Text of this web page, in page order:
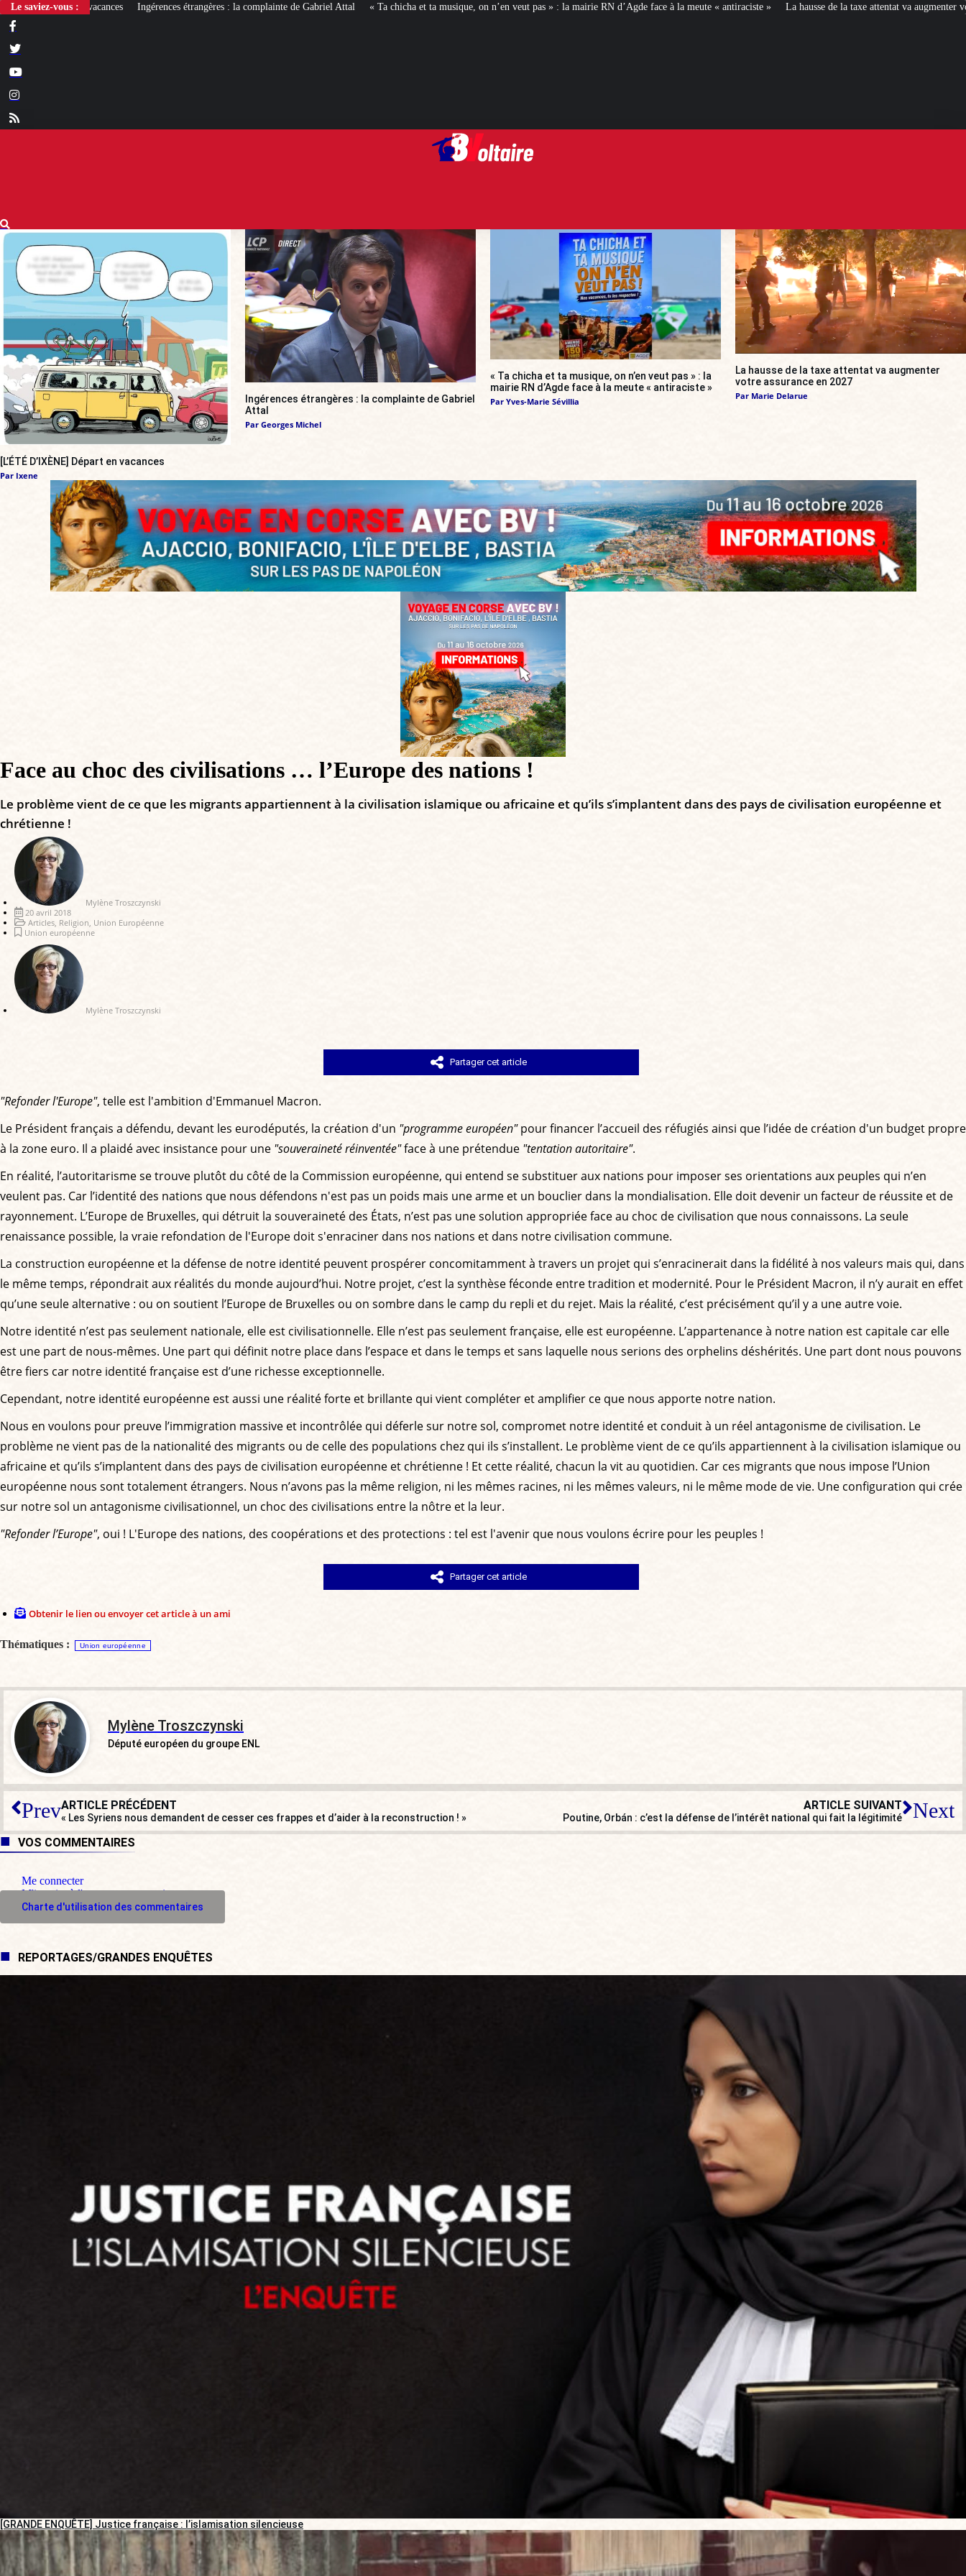
Le saviez-vous :
Ingérences étrangères : la complainte de Gabriel Attal « Ta chicha et ta musique, on n’en veut pas » : la mairie RN d’Agde face à la meute « antiraciste » La hausse de la taxe attentat va augmenter votre assurance en 2027
[L’ÉTÉ D’IXÈNE] Départ en vacances
Par Ixene
Ingérences étrangères : la complainte de Gabriel
Attal
Par Georges Michel
« Ta chicha et ta musique, on n’en veut pas » : la
mairie RN d’Agde face à la meute « antiraciste »
Par Yves-Marie Sévillia
La hausse de la taxe attentat va augmenter
votre assurance en 2027
Par Marie Delarue
Face au choc des civilisations … l’Europe des nations !
Le problème vient de ce que les migrants appartiennent à la civilisation islamique ou africaine et qu’ils s’implantent dans des pays de civilisation européenne et
chrétienne !
Mylène Troszczynski
20 avril 2018
Articles Religion Union Européenne
Union européenne
Mylène Troszczynski
Partager cet article
"Refonder l'Europe", telle est l'ambition d'Emmanuel Macron.
Le Président français a défendu, devant les eurodéputés, la création d'un "programme européen"pour financer l’accueil des réfugiés ainsi que l’idée de création d'un budget propre
à la zone euro. Il a plaidé avec insistance pour une "souveraineté réinventée"face à une prétendue "tentation autoritaire".
En réalité, l’autoritarisme se trouve plutôt du côté de la Commission européenne, qui entend se substituer aux nations pour imposer ses orientations aux peuples qui n’en
veulent pas. Car l’identité des nations que nous défendons n'est pas un poids mais une arme et un bouclier dans la mondialisation. Elle doit devenir un facteur de réussite et de
rayonnement. L’Europe de Bruxelles, qui détruit la souveraineté des États, n’est pas une solution appropriée face au choc de civilisation que nous connaissons. La seule
renaissance possible, la vraie refondation de l'Europe doit s'enraciner dans nos nations et dans notre civilisation commune.
La construction européenne et la défense de notre identité peuvent prospérer concomitamment à travers un projet qui s’enracinerait dans la fidélité à nos valeurs mais qui, dans
le même temps, répondrait aux réalités du monde aujourd’hui. Notre projet, c’est la synthèse féconde entre tradition et modernité. Pour le Président Macron, il n’y aurait en effet
qu’une seule alternative : ou on soutient l’Europe de Bruxelles ou on sombre dans le camp du repli et du rejet. Mais la réalité, c’est précisément qu’il y a une autre voie.
Notre identité n’est pas seulement nationale, elle est civilisationnelle. Elle n’est pas seulement française, elle est européenne. L’appartenance à notre nation est capitale car elle
est une part de nous-mêmes. Une part qui définit notre place dans l’espace et dans le temps et sans laquelle nous serions des orphelins déshérités. Une part dont nous pouvons
être fiers car notre identité française est d’une richesse exceptionnelle.
Cependant, notre identité européenne est aussi une réalité forte et brillante qui vient compléter et amplifier ce que nous apporte notre nation.
Nous en voulons pour preuve l’immigration massive et incontrôlée qui déferle sur notre sol, compromet notre identité et conduit à un réel antagonisme de civilisation. Le
problème ne vient pas de la nationalité des migrants ou de celle des populations chez qui ils s’installent. Le problème vient de ce qu’ils appartiennent à la civilisation islamique ou
africaine et qu’ils s’implantent dans des pays de civilisation européenne et chrétienne ! Et cette réalité, chacun la vit au quotidien. Car ces migrants que nous impose l’Union
européenne nous sont totalement étrangers. Nous n’avons pas la même religion, ni les mêmes racines, ni les mêmes valeurs, ni le même mode de vie. Une configuration qui crée
sur notre sol un antagonisme civilisationnel, un choc des civilisations entre la nôtre et la leur.
"Refonder l’Europe", oui ! L'Europe des nations, des coopérations et des protections : tel est l'avenir que nous voulons écrire pour les peuples !
Partager cet article
Obtenir le lien ou envoyer cet article à un ami
Thématiques : Union européenne
Mylène Troszczynski
Député européen du groupe ENL
PrevARTICLE PRÉCÉDENT
« Les Syriens nous demandent de cesser ces frappes et d’aider à la reconstruction ! »
ARTICLE SUIVANT
Poutine, Orbán : c’est la défense de l’intérêt national qui fait la légitimité Next
VOS COMMENTAIRES
Me connecter
M'inscrire à l'espace commentaire
Charte d'utilisation des commentaires
REPORTAGES/GRANDES ENQUÊTES
[GRANDE ENQUÊTE] Justice française : l’islamisation silencieuse